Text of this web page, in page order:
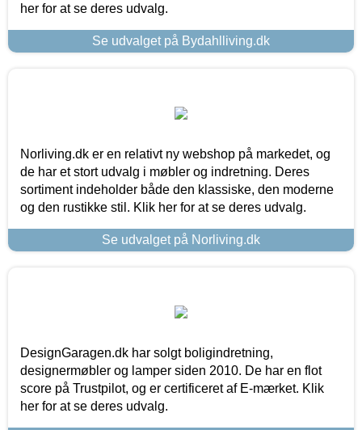
her for at se deres udvalg.
Se udvalget på Bydahlliving.dk
Norliving.dk er en relativt ny webshop på markedet, og
de har et stort udvalg i møbler og indretning. Deres
sortiment indeholder både den klassiske, den moderne
og den rustikke stil. Klik her for at se deres udvalg.
Se udvalget på Norliving.dk
DesignGaragen.dk har solgt boligindretning,
designermøbler og lamper siden 2010. De har en flot
score på Trustpilot, og er certificeret af E-mærket. Klik
her for at se deres udvalg.